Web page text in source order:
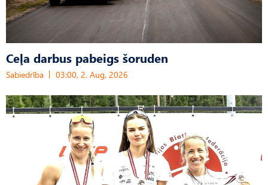
Ceļa darbus pabeigs šoruden
Sabiedrība 03:00, 2. Aug, 2026